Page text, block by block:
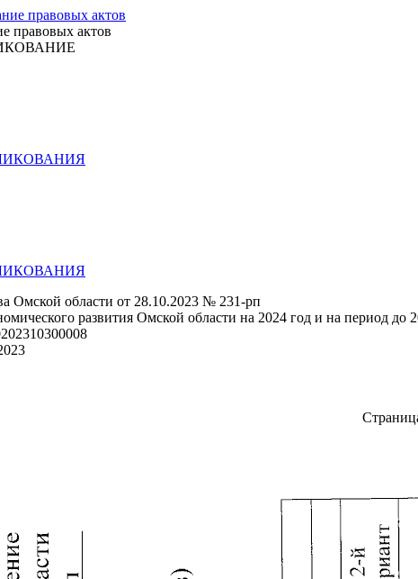
правовых актов
Омской области от 28.10.2023 № 231-рп
развития Омской области на 2024 год и на период до